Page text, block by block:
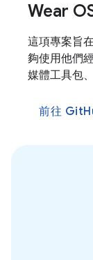
Wear
這項專案旨
夠使用他們
媒體工具包
前往